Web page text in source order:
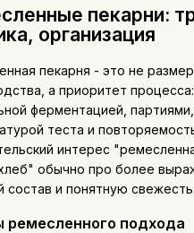
пекарни:
организация
пекарня - это не размер
а приоритет
ферментацией,
теста и
интерес "
" обычно про более
состав и понятную свежесть.
подхода